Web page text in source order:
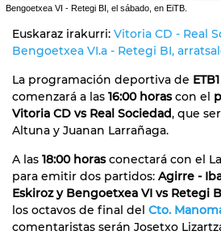
Bengoetxea VI - Retegi BI, el sábado, en EiTB.
Euskaraz irakurri: Vitoria CD - Real
Bengoetxea VI.a - Retegi BI,
La programación deportiva de
comenzará a las 16:00 horascon el
Vitoria CD vs Real Sociedad, que
Altuna y Juanan Larrañaga.
A las 18:00 horasconectará con el
para emitir dos partidos: Agirre -
Eskiroz y Bengoetxea VI vs Retegi
los octavos de final del Cto.
comentaristas serán Josetxo